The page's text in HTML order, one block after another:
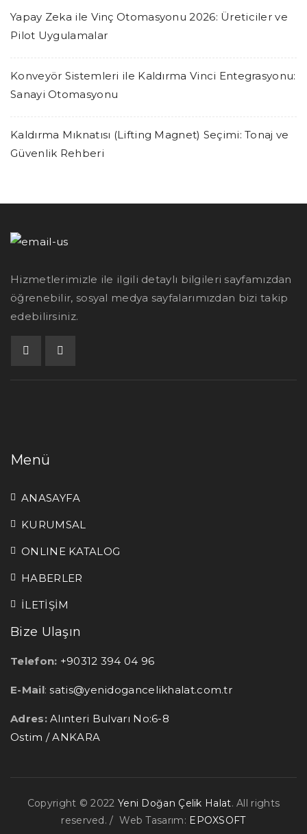
Yapay Zeka ile Vinç Otomasyonu 2026: Üreticiler ve
Pilot Uygulamalar
Konveyör Sistemleri ile Kaldırma Vinci Entegrasyonu:
Sanayi Otomasyonu
Kaldırma Mıknatısı (Lifting Magnet) Seçimi: Tonaj ve
Güvenlik Rehberi
Hizmetlerimizle ile ilgili detaylı bilgileri sayfamızdan
öğrenebilir, sosyal medya sayfalarımızdan bizi takip
edebilirsiniz.
Menü
ANASAYFA
KURUMSAL
ONLINE KATALOG
HABERLER
İLETİŞİM
Bize Ulaşın
Telefon: +90312 394 04 96
E-Mail:satis@yenidogancelikhalat.com.tr
Adres:Alınteri Bulvarı No:6-8
Ostim / ANKARA
Copyright © 2022 Yeni Doğan Çelik Halat. All rights
reserved. / Web Tasarım: EPOXSOFT